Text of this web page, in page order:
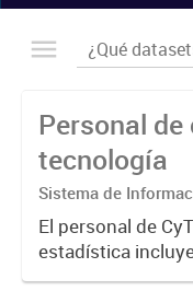
Personal
tecnología
Sistema de
Tecnología
El personal de
estadística
personas